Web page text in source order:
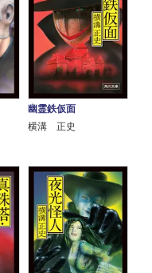
幽霊鉄仮面
横溝 正史